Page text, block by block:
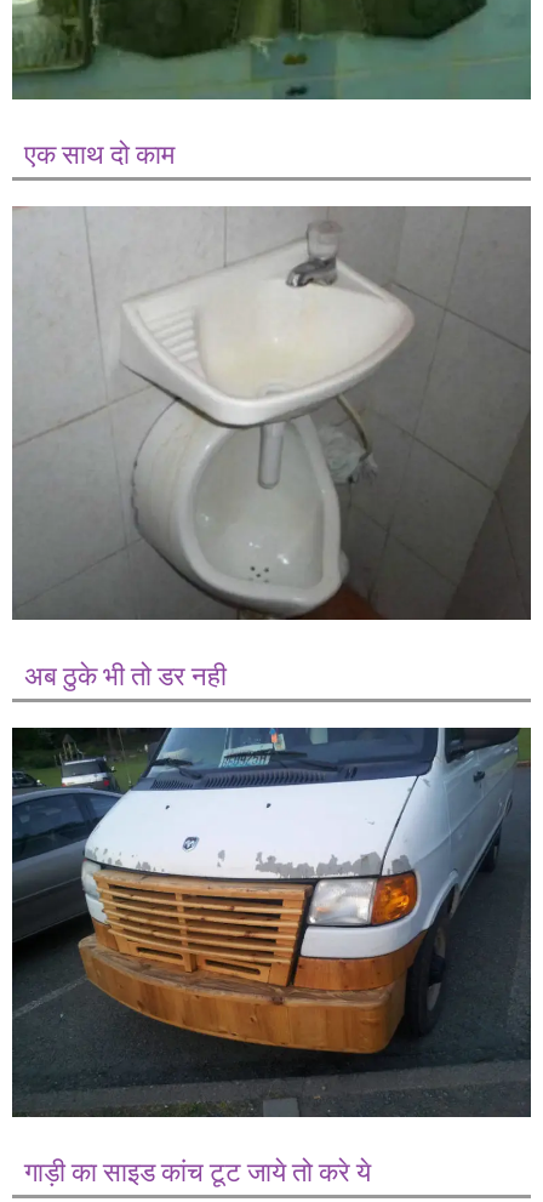
एक साथ दो काम
अब ठुके भी तो डर नही
गाड़ी का साइड कांच टूट जाये तो करे ये